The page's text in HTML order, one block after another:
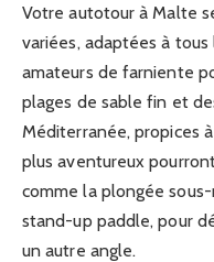
Votre autotour à Malte
variées, adaptées à
amateurs de farniente
plages de sable fin et
Méditerranée, propices
plus aventureux
comme la plongée
stand-up paddle, pour
un autre angle.